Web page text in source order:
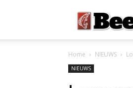
Home NIEUWS
NIEUWS